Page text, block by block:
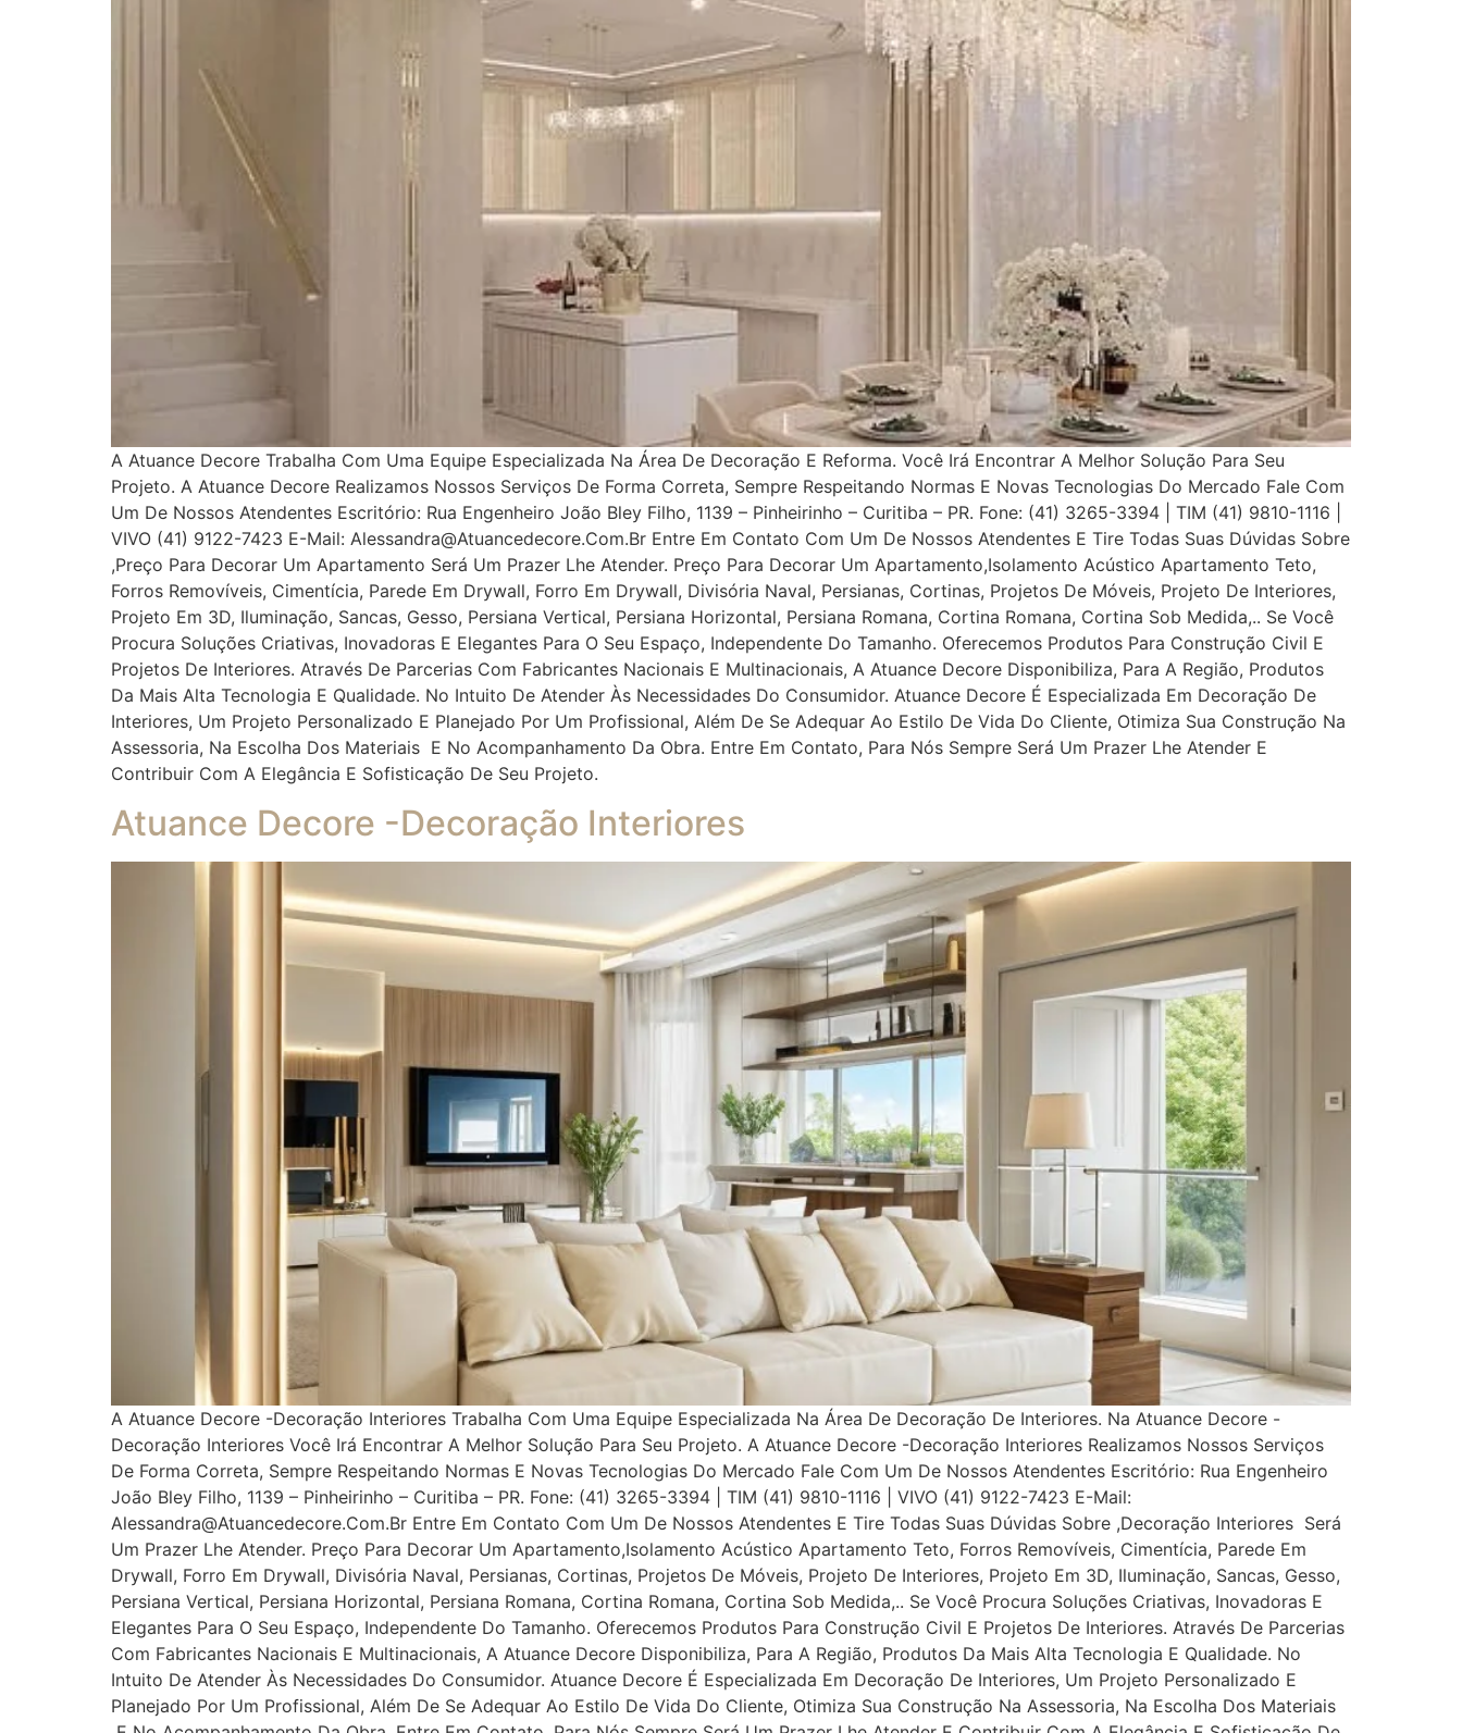
A Atuance Decore Trabalha Com Uma Equipe Especializada Na Área De Decoração E Reforma. Você Irá Encontrar A Melhor Solução Para Seu
Projeto. A Atuance Decore Realizamos Nossos Serviços De Forma Correta, Sempre Respeitando Normas E Novas Tecnologias Do Mercado Fale Com
Um De Nossos Atendentes Escritório: Rua Engenheiro João Bley Filho, 1139 – Pinheirinho – Curitiba – PR. Fone: (41) 3265-3394 | TIM (41) 9810-1116 |
VIVO (41) 9122-7423 E-Mail: Alessandra@atuancedecore.com.br Entre Em Contato Com Um De Nossos Atendentes E Tire Todas Suas Dúvidas Sobre
,Preço Para Decorar Um Apartamento Será Um Prazer Lhe Atender. Preço Para Decorar Um Apartamento,Isolamento Acústico Apartamento Teto,
Forros Removíveis, Cimentícia, Parede Em Drywall, Forro Em Drywall, Divisória Naval, Persianas, Cortinas, Projetos De Móveis, Projeto De Interiores,
Projeto Em 3D, Iluminação, Sancas, Gesso, Persiana Vertical, Persiana Horizontal, Persiana Romana, Cortina Romana, Cortina Sob Medida,.. Se Você
Procura Soluções Criativas, Inovadoras E Elegantes Para O Seu Espaço, Independente Do Tamanho. Oferecemos Produtos Para Construção Civil E
Projetos De Interiores. Através De Parcerias Com Fabricantes Nacionais E Multinacionais, A Atuance Decore Disponibiliza, Para A Região, Produtos
Da Mais Alta Tecnologia E Qualidade. No Intuito De Atender Às Necessidades Do Consumidor. Atuance Decore É Especializada Em Decoração De
Interiores, Um Projeto Personalizado E Planejado Por Um Profissional, Além De Se Adequar Ao Estilo De Vida Do Cliente, Otimiza Sua Construção Na
Assessoria, Na Escolha Dos Materiais E No Acompanhamento Da Obra. Entre Em Contato, Para Nós Sempre Será Um Prazer Lhe Atender E
Contribuir Com A Elegância E Sofisticação De Seu Projeto.
Atuance Decore -Decoração Interiores
A Atuance Decore -Decoração Interiores Trabalha Com Uma Equipe Especializada Na Área De Decoração De Interiores. Na Atuance Decore -
Decoração Interiores Você Irá Encontrar A Melhor Solução Para Seu Projeto. A Atuance Decore -Decoração Interiores Realizamos Nossos Serviços
De Forma Correta, Sempre Respeitando Normas E Novas Tecnologias Do Mercado Fale Com Um De Nossos Atendentes Escritório: Rua Engenheiro
João Bley Filho, 1139 – Pinheirinho – Curitiba – PR. Fone: (41) 3265-3394 | TIM (41) 9810-1116 | VIVO (41) 9122-7423 E-Mail:
Alessandra@atuancedecore.com.br Entre Em Contato Com Um De Nossos Atendentes E Tire Todas Suas Dúvidas Sobre ,Decoração Interiores Será
Um Prazer Lhe Atender. Preço Para Decorar Um Apartamento,Isolamento Acústico Apartamento Teto, Forros Removíveis, Cimentícia, Parede Em
Drywall, Forro Em Drywall, Divisória Naval, Persianas, Cortinas, Projetos De Móveis, Projeto De Interiores, Projeto Em 3D, Iluminação, Sancas, Gesso,
Persiana Vertical, Persiana Horizontal, Persiana Romana, Cortina Romana, Cortina Sob Medida,.. Se Você Procura Soluções Criativas, Inovadoras E
Elegantes Para O Seu Espaço, Independente Do Tamanho. Oferecemos Produtos Para Construção Civil E Projetos De Interiores. Através De Parcerias
Com Fabricantes Nacionais E Multinacionais, A Atuance Decore Disponibiliza, Para A Região, Produtos Da Mais Alta Tecnologia E Qualidade. No
Intuito De Atender Às Necessidades Do Consumidor. Atuance Decore É Especializada Em Decoração De Interiores, Um Projeto Personalizado E
Planejado Por Um Profissional, Além De Se Adequar Ao Estilo De Vida Do Cliente, Otimiza Sua Construção Na Assessoria, Na Escolha Dos Materiais